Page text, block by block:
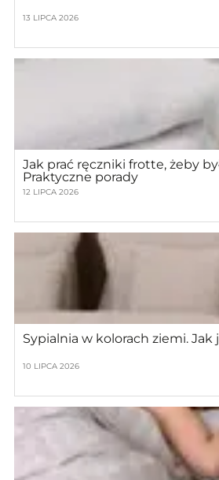
13 LIPCA 2026
Jak prać ręczniki frotte, żeby
Praktyczne porady
12 LIPCA 2026
Sypialnia w kolorach ziemi. Jak
10 LIPCA 2026